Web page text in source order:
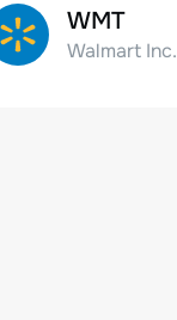
WMT
Walmart Inc.